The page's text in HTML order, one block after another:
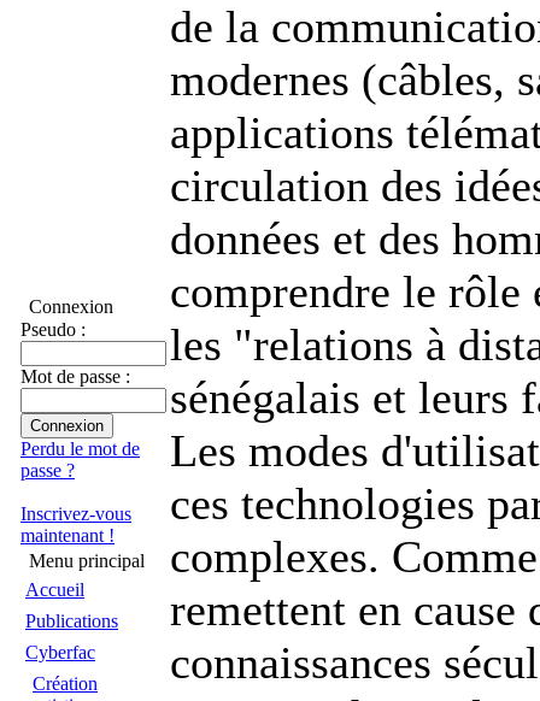
Connexion
Pseudo :
Mot de passe :
Perdu le mot de
passe ?
Inscrivez-vous
maintenant !
Menu principal
Accueil
Publications
Cyberfac
Création
de la
modernes (câbles,
applications
circulation des
données et des
comprendre le rôle
les "relations à
sénégalais et leurs
Les modes
ces technologies
complexes.
remettent en cause
connaissances